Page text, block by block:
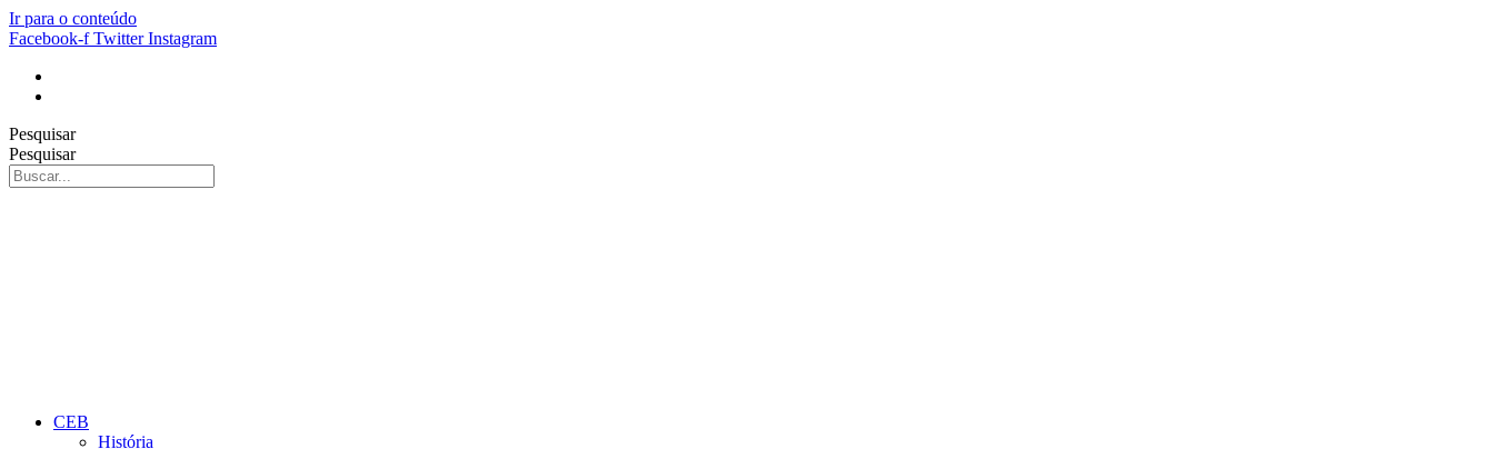
Ir para o conteúdo
Facebook-f Twitter Instagram
Pesquisar
Pesquisar
CEB
História